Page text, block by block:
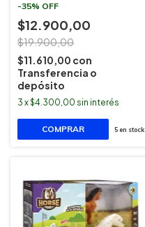
-35% OFF
$12.900,00
$19.900,00
$11.610,00 con
Transferencia o
depósito
3 x$4.300,00 sin interés
5en stock